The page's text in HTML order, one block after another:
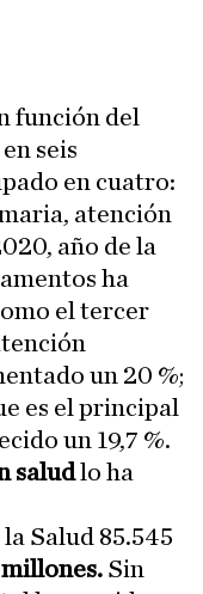
función del
seis
en cuatro:
atención
año de la
ha
el tercer
un 20 %;
es el principal
un 19,7 %.
saludlo ha
Salud 85.545
Sin